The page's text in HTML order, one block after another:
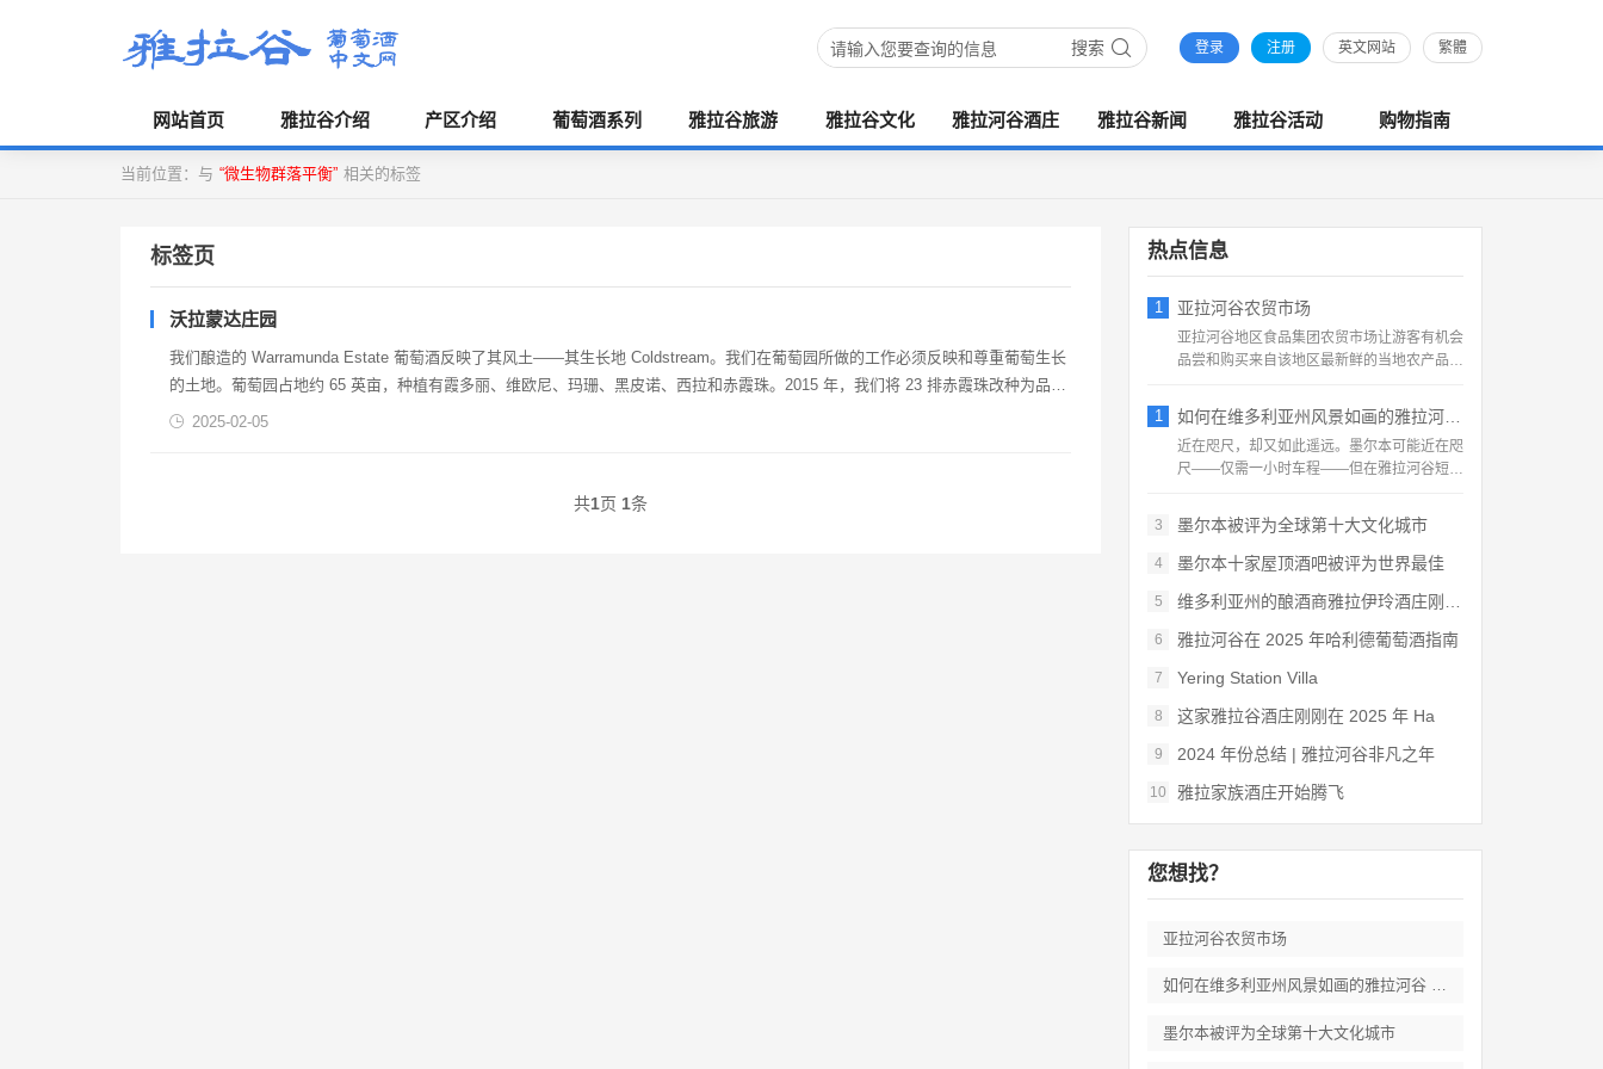
登录 注册 英文网站 繁體
搜索
网站首页 雅拉谷介绍 产区介绍 葡萄酒系列 雅拉谷旅游 雅拉谷文化 雅拉河谷酒庄 雅拉谷新闻 雅拉谷活动 购物指南
当前位置：与 “微生物群落平衡” 相关的标签
标签页
沃拉蒙达庄园
我们酿造的 Warramunda Estate 葡萄酒反映了其风土——其生长地 Coldstream。我们在葡萄园所做的工作必须反映和尊重葡萄生长
的土地。葡萄园占地约 65 英亩，种植有霞多丽、维欧尼、玛珊、黑皮诺、西拉和赤霞珠。2015 年，我们将 23 排赤霞珠改种为品丽
珠、梅洛、马尔贝克和小维...
2025-02-05
共1页 1条
热点信息
1 亚拉河谷农贸市场
亚拉河谷地区食品集团农贸市场让游客有机会
品尝和购买来自该地区最新鲜的当地农产品，
1 如何在维多利亚州风景如画的雅拉河谷 度过
近在咫尺，却又如此遥远。墨尔本可能近在咫
尺——仅需一小时车程——但在雅拉河谷短暂
3
墨尔本被评为全球第十大文化城市
4 墨尔本十家屋顶酒吧被评为世界最佳
5 维多利亚州的酿酒商雅拉伊玲酒庄刚刚被评为
6 雅拉河谷在 2025 年哈利德葡萄酒指南
7 Yering Station Villa
8 这家雅拉谷酒庄刚刚在 2025 年 Ha
9 2024 年份总结 | 雅拉河谷非凡之年
10 雅拉家族酒庄开始腾飞
您想找？
亚拉河谷农贸市场
如何在维多利亚州风景如画的雅拉河谷 度过
墨尔本被评为全球第十大文化城市